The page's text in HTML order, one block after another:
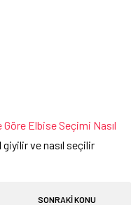
Elbise Seçimi Nasıl
giyilir ve nasıl seçilir
SONRAKİ KONU